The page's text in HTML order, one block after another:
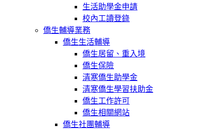
生活助學金申請
校內工讀登錄
僑生輔導業務
僑生生活輔導
僑生居留、重入境
僑生保險
清寒僑生助學金
清寒僑生學習扶助金
僑生工作許可
僑生相關網站
僑生社團輔導